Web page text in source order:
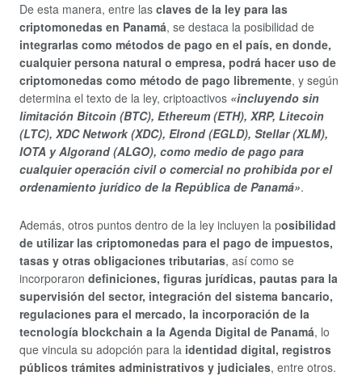
De esta manera, entre las claves de la ley para las
criptomonedas en Panamá, se destaca la posibilidad de
integrarlas como métodos de pago en el país, en donde,
cualquier persona natural o empresa, podrá hacer uso de
criptomonedas como método de pago libremente, y según
determina el texto de la ley, criptoactivos «incluyendo sin
limitación Bitcoin (BTC), Ethereum (ETH), XRP, Litecoin
(LTC), XDC Network (XDC), Elrond (EGLD), Stellar (XLM),
IOTA y Algorand (ALGO), como medio de pago para
cualquier operación civil o comercial no prohibida por el
ordenamiento jurídico de la República de Panamá».
Además, otros puntos dentro de la ley incluyen la posibilidad
de utilizar las criptomonedas para el pago de impuestos,
tasas y otras obligaciones tributarias, así como se
incorporaron definiciones, figuras jurídicas, pautas para la
supervisión del sector, integración del sistema bancario,
regulaciones para el mercado, la incorporación de la
tecnología blockchain a la Agenda Digital de Panamá, lo
que vincula su adopción para la identidad digital, registros
públicos trámites administrativos y judiciales, entre otros.